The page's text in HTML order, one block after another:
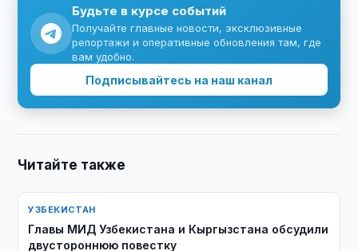
Будьте в курсе событий
Получайте главные новости, эксклюзивные
репортажи и оперативные обновления там, где
вам удобно.
Подписывайтесь на наш канал
Читайте также
УЗБЕКИСТАН
Главы МИД Узбекистана и Кыргызстана обсудили
двустороннюю повестку